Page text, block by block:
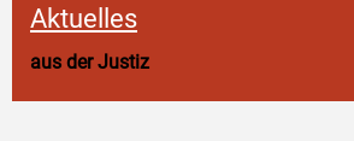
Aktuelles
aus der Justiz